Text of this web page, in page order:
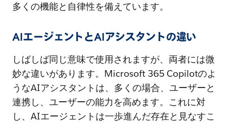
多くの機能と自律性を備えています。
AIエージェントとAIアシスタントの違い
しばしば同じ意味で使用されますが、両者には微
妙な違いがあります。Microsoft 365 Copilotのよ
うなAIアシスタントは、多くの場合、ユーザーと
連携し、ユーザーの能力を高めます。これに対
し、AIエージェントは一歩進んだ存在と見なすこ